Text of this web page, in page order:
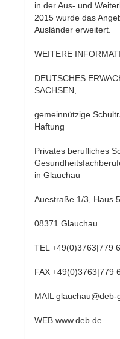
in der Aus- und
2015 wurde das
Ausländer erweitert.
WEITERE
DEUTSCHES
SACHSEN,
gemeinnützige
Haftung
Privates berufliches
in Glauchau
Auestraße 1/3, Haus 5
08371 Glauchau
TEL +49(0)3763|779
FAX +49(0)3763|779
MAIL glauchau@deb-
WEB www.deb.de